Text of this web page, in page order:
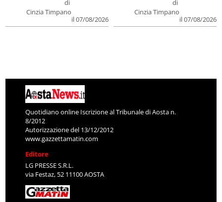
di
Cinzia Timpano
il 07/08/2026
di
Cinzia Timpano
il 07/08/2026
Quotidiano online Iscrizione al Tribunale di Aosta n.
8/2012
Autorizzazione del 13/12/2012
www.gazzettamatin.com
Editore
LG PRESSE S.R.L.
via Festaz, 52 11100 AOSTA